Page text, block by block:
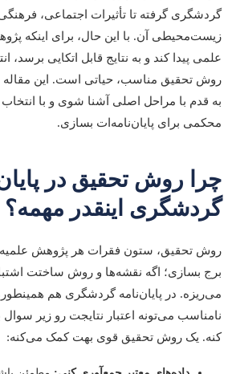
گردشگری گرفته تا تأثیرات اجتماعی،
زیست‌محیطی آن. با این حال، برای اینکه
علمی پیدا کند و به نتایج قابل اتکایی برسد،
روش تحقیق مناسب، حیاتی است. این مقاله
به قدم با مراحل اصلی آشنا شوی و با
محکمی برای پایان‌نامه‌ات بسازی.
چرا روش تحقیق در
گردشگری اینقدر مهمه؟
روش تحقیق، ستون فقرات هر پژوهش
برج بسازی؛ اگه نقشه‌ها و روش ساختت
می‌ریزه. در پایان‌نامه گردشگری هم
نامناسب می‌تونه اعتبار نتایجت رو زیر سوال
کنه. یک روش تحقیق قوی بهت کمک می‌کنه: